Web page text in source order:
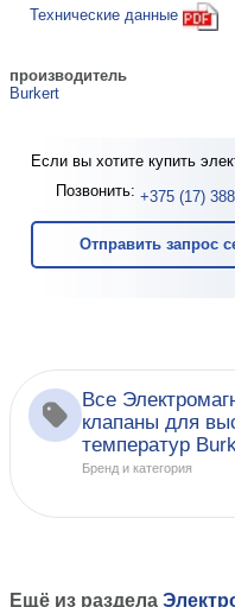
Технические данные
производитель
Burkert
Если вы хотите купить
Позвонить: +375 (17)
Отправить запрос
Все
клапаны для
температур
Бренд и категория
Ещё из раздела